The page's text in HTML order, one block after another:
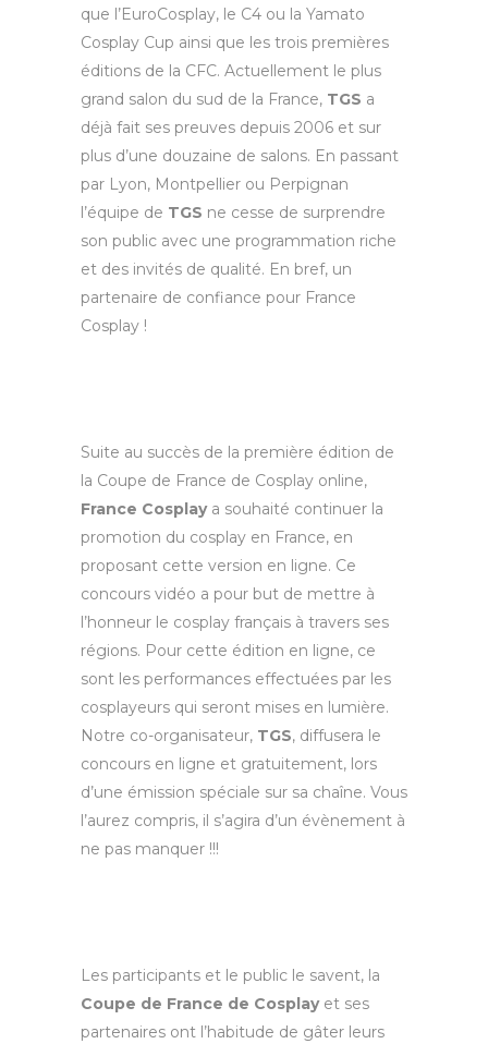
que l’EuroCosplay, le C4 ou la Yamato
Cosplay Cup ainsi que les trois premières
éditions de la CFC. Actuellement le plus
grand salon du sud de la France, TGS a
déjà fait ses preuves depuis 2006 et sur
plus d’une douzaine de salons. En passant
par Lyon, Montpellier ou Perpignan
l’équipe de TGS ne cesse de surprendre
son public avec une programmation riche
et des invités de qualité. En bref, un
partenaire de confiance pour France
Cosplay !
Suite au succès de la première édition de
la Coupe de France de Cosplay online,
France Cosplaya souhaité continuer la
promotion du cosplay en France, en
proposant cette version en ligne. Ce
concours vidéo a pour but de mettre à
l’honneur le cosplay français à travers ses
régions. Pour cette édition en ligne, ce
sont les performances effectuées par les
cosplayeurs qui seront mises en lumière.
Notre co-organisateur, TGS, diffusera le
concours en ligne et gratuitement, lors
d’une émission spéciale sur sa chaîne. Vous
l’aurez compris, il s’agira d’un évènement à
ne pas manquer !!!
Les participants et le public le savent, la
Coupe de France de Cosplayet ses
partenaires ont l’habitude de gâter leurs